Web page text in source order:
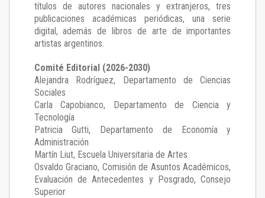
títulos de autores nacionales y extranjeros, tres
publicaciones académicas periódicas, una serie
digital, además de libros de arte de importantes
artistas argentinos.
Comité Editorial (2026-2030)
Alejandra Rodríguez, Departamento de Ciencias
Sociales
Carla Capobianco, Departamento de Ciencia y
Tecnología
Patricia Gutti, Departamento de Economía y
Administración
Martín Liut, Escuela Universitaria de Artes
Osvaldo Graciano, Comisión de Asuntos Académicos,
Evaluación de Antecedentes y Posgrado, Consejo
Superior